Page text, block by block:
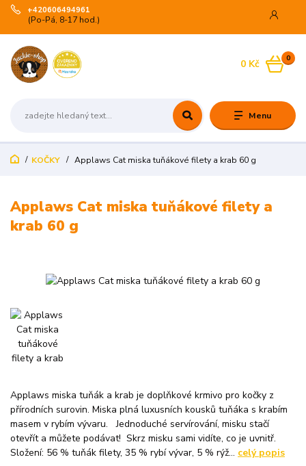
Menu
+420606494961
(Po-Pá, 8-17 hod.)
0
0 Kč
KOČKY Applaws Cat miska tuňákové filety a krab 60 g
Applaws Cat miska tuňákové filety a
krab 60 g
Applaws miska tuňák a krab je doplňkové krmivo pro kočky z
přírodních surovin. Miska plná luxusních kousků tuňáka s krabím
masem v rybím vývaru. Jednoduché servírování, misku stačí
otevřít a můžete podávat! Skrz misku sami vidíte, co je uvnitř.
Složení: 56 % tuňák filety, 35 % rybí vývar, 5 % rýž... celý popis